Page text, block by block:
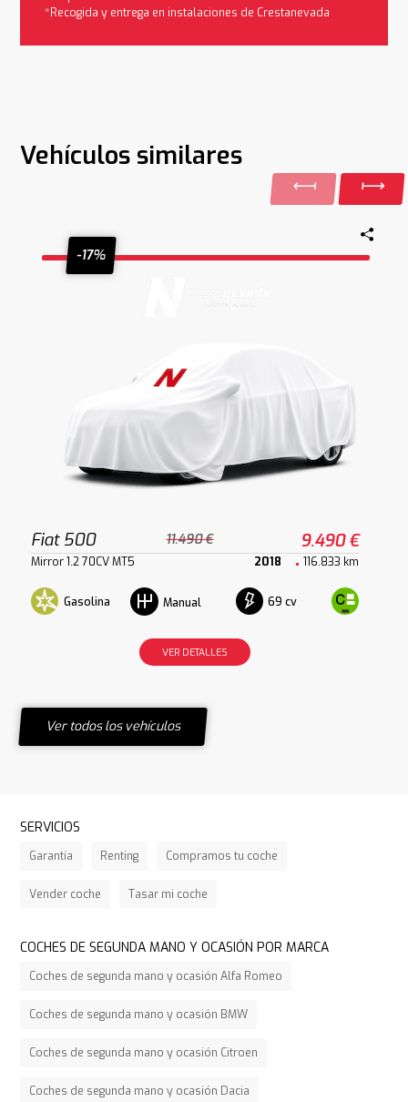
*Recogida y entrega en instalaciones de Crestanevada
Vehículos similares
-17%
Fiat 500 11.490 € 9.490 €
Mirror 1.2 70CV MT5 2018 116.833 km
Gasolina Manual 69 cv
VER DETALLES
Ver todos los vehículos
SERVICIOS
Garantía Renting Compramos tu coche
Vender coche Tasar mi coche
COCHES DE SEGUNDA MANO Y OCASIÓN POR MARCA
Coches de segunda mano y ocasión Alfa Romeo
Coches de segunda mano y ocasión BMW
Coches de segunda mano y ocasión Citroen
Coches de segunda mano y ocasión Dacia